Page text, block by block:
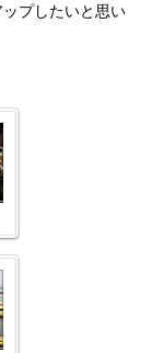
プしたいと思い